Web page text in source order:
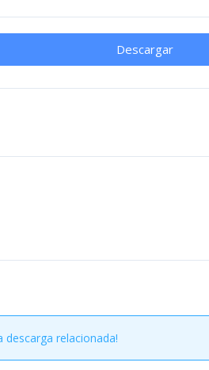
Descargar
descarga relacionada!